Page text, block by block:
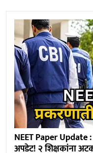
NEET Paper Update :
अपडेट! २ शिक्षकांना